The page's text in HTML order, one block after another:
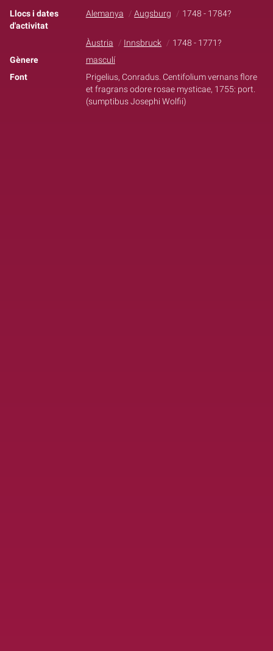
Llocs i dates
d'activitat
Alemanya Augsburg 1748 - 1784?
Àustria Innsbruck
1748 - 1771?
Gènere
masculí
Font
Prigelius, Conradus. Centifolium vernans flore
et fragrans odore rosae mysticae, 1755: port.
(sumptibus Josephi Wolfii)